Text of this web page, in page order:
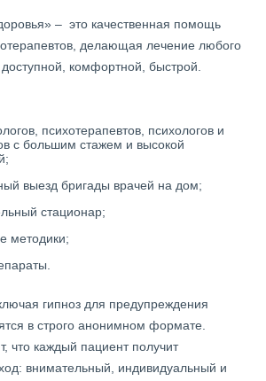
– это качественная помощь
делающая лечение любого
комфортной, быстрой.
психотерапевтов, психологов и
с большим стажем и высокой
выезд бригады врачей на дом;
стационар;
методики;
гипноз для предупреждения
в строго анонимном формате.
что каждый пациент получит
внимательный, индивидуальный и